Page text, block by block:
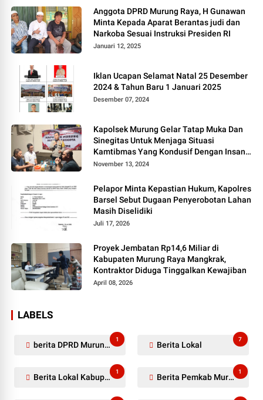
Anggota DPRD Murung Raya, H Gunawan
Minta Kepada Aparat Berantas judi dan
Narkoba Sesuai Instruksi Presiden RI
Januari 12, 2025
Iklan Ucapan Selamat Natal 25 Desember
2024 & Tahun Baru 1 Januari 2025
Desember 07, 2024
Kapolsek Murung Gelar Tatap Muka Dan
Sinegitas Untuk Menjaga Situasi
Kamtibmas Yang Kondusif Dengan Insan
Pers
November 13, 2024
Pelapor Minta Kepastian Hukum, Kapolres
Barsel Sebut Dugaan Penyerobotan Lahan
Masih Diselidiki
Juli 17, 2026
Proyek Jembatan Rp14,6 Miliar di
Kabupaten Murung Raya Mangkrak,
Kontraktor Diduga Tinggalkan Kewajiban
April 08, 2026
LABELS
berita DPRD Murung Raya
1
Berita Lokal
7
Berita Lokal Kabupaten Barito Utara
1
Berita Pemkab Murung Raya
1